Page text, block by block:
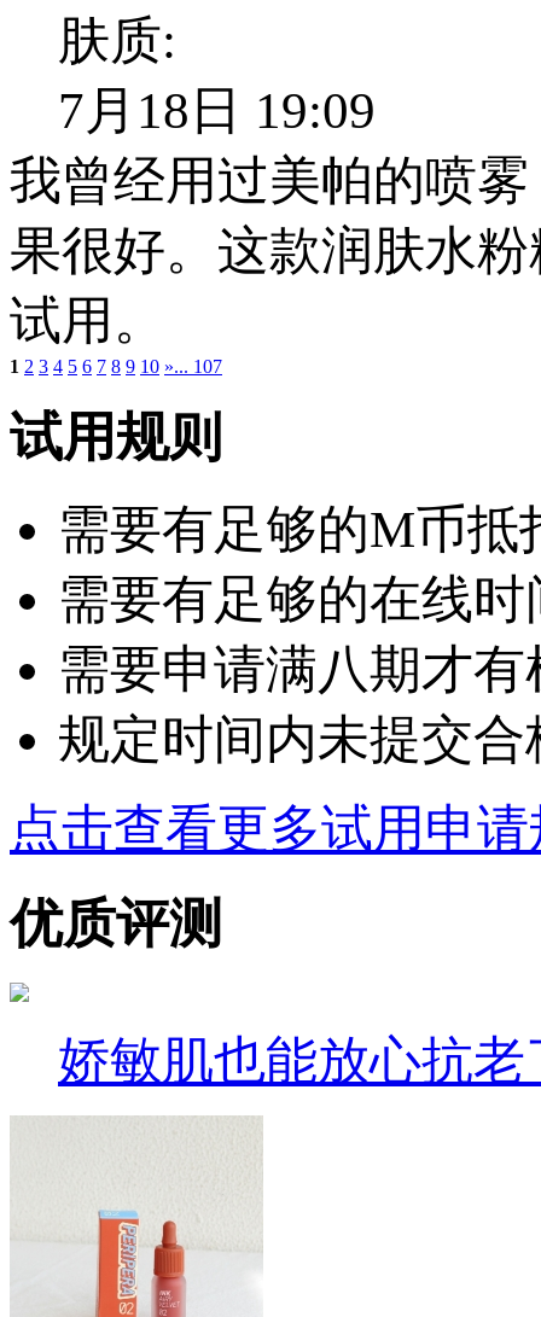
肤质:
7月18日 19:09
我曾经用过美帕的喷
果很好。这款润肤水
试用。
1 2 3 4 5 6 7 8 9 10 »... 107
试用规则
需要有足够的M币抵
需要有足够的在线
需要申请满八期才
规定时间内未提交
点击查看更多试用申
优质评测
娇敏肌也能放心抗老